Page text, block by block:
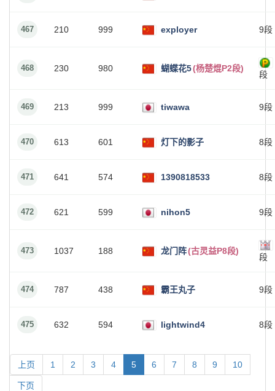
467 210 999 exployer 9段
468 230 980 蝴蝶花5(杨楚焜P2段)
段
469 213 999 tiwawa 9段
470 613 601 灯下的影子 8段
471 641 574 1390818533 8段
472 621 599 nihon5 9段
473 1037 188 龙门阵(古灵益P8段)
段
474 787 438 霸王丸子 9段
475 632 594 lightwind4 8段
上页 1 2 3 4 5 6 7 8 9 10
下页